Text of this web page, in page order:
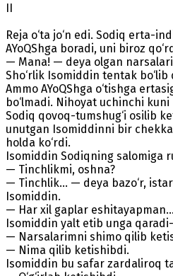
II
Reja o‘ta jo‘n edi. Sodiq erta-
AYoQShga boradi, uni biroz
— Mana! — deya olgan
Sho‘rlik Isomiddin tentak bo‘lib
Ammo AYoQShga o‘tishga
bo‘lmadi. Nihoyat uchinchi
Sodiq qovoq-tumshug‘i osilib
unutgan Isomiddinni bir
holda ko‘rdi.
Isomiddin Sodiqning salomiga
— Tinchlikmi, oshna?
— Tinchlik... — deya bazo‘r,
Isomiddin.
— Har xil gaplar eshitayapman...
Isomiddin yalt etib unga
— Narsalarimni shimo qilib
— Nima qilib ketishibdi.
Isomiddin bu safar zardaliroq